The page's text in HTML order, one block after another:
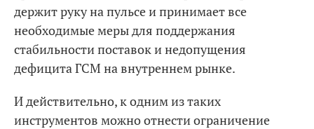
держит руку на пульсе и принимает все
необходимые меры для поддержания
стабильности поставок и недопущения
дефицита ГСМ на внутреннем рынке.
И действительно, к одним из таких
инструментов можно отнести ограничение